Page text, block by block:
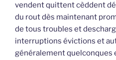
vendent quittent cèddent
du rout dès maintenant
de tous troubles et
interruptions évictions et
généralement quelconques